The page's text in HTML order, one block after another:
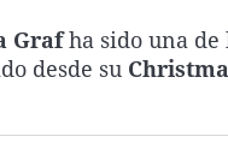
Grafha sido una de
desde su